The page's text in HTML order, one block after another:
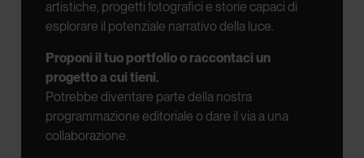
artistiche, progetti fotografici e storie capaci di
esplorare il potenziale narrativo della luce.
Proponi il tuo portfolio o raccontaci un
progetto a cui tieni.
Potrebbe diventare parte della nostra
programmazione editoriale o dare il via a una
collaborazione.